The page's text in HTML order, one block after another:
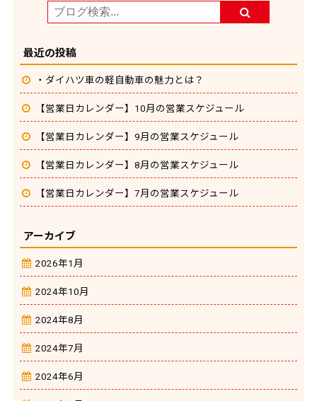
最近の投稿
・ダイハツ車の軽自動車の魅力とは？
【営業日カレンダー】10月の営業スケジュール
【営業日カレンダー】9月の営業スケジュール
【営業日カレンダー】8月の営業スケジュール
【営業日カレンダー】7月の営業スケジュール
アーカイブ
2026年1月
2024年10月
2024年8月
2024年7月
2024年6月